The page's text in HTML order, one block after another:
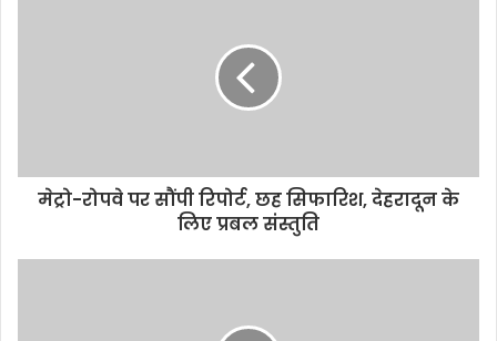
मेट्रो-रोपवे पर सौंपी रिपोर्ट, छह सिफारिश, देहरादून के
लिए प्रबल संस्तुति